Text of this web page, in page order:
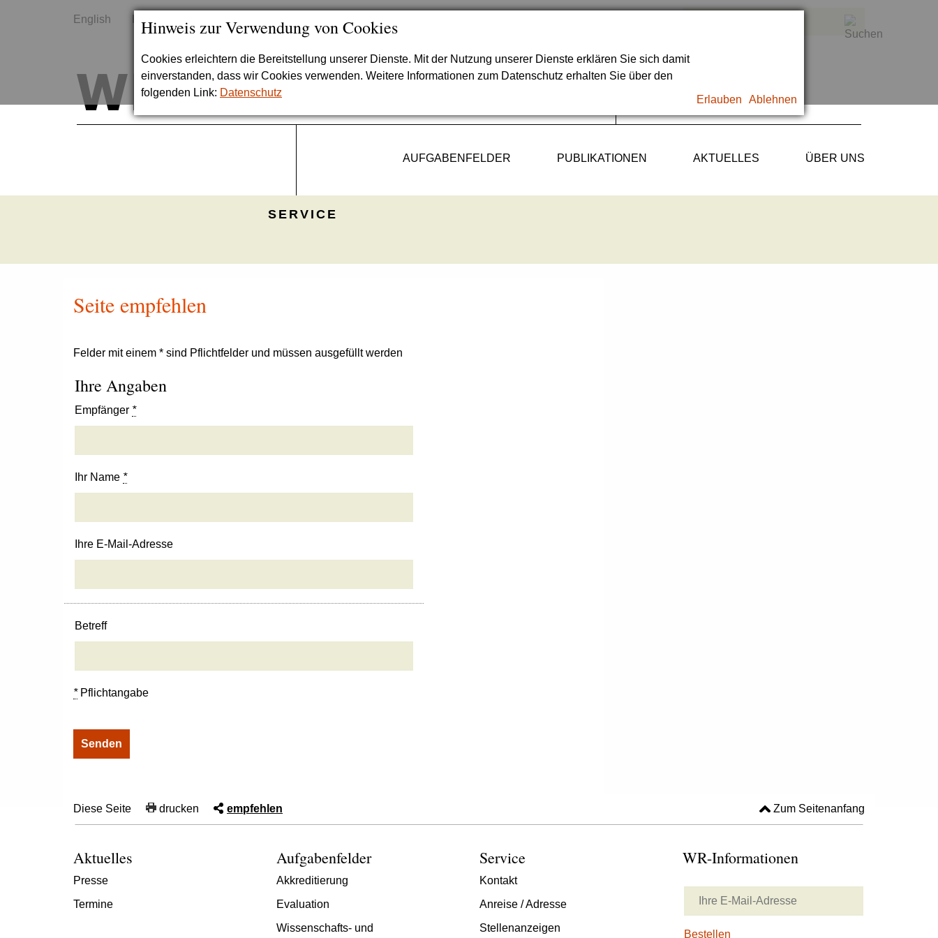
Hinweis zur Verwendung von Cookies
Cookies erleichtern die Bereitstellung unserer Dienste. Mit der Nutzung unserer Dienste erklären Sie sich damit
einverstanden, dass wir Cookies verwenden. Weitere Informationen zum Datenschutz erhalten Sie über den
folgenden Link: Datenschutz
Erlauben Ablehnen
English
AUFGABENFELDER PUBLIKATIONEN AKTUELLES ÜBER UNS
SERVICE
Seite empfehlen
Felder mit einem * sind Pflichtfelder und müssen ausgefüllt werden
Ihre Angaben
Empfänger *
Ihr Name *
Ihre E-Mail-Adresse
Betreff
*Pflichtangabe
Diese Seite drucken empfehlen Zum Seitenanfang
Aktuelles
Presse
Termine
Aufgabenfelder
Akkreditierung
Evaluation
Wissenschafts- und
Service
Kontakt
Anreise / Adresse
Stellenanzeigen
WR-Informationen